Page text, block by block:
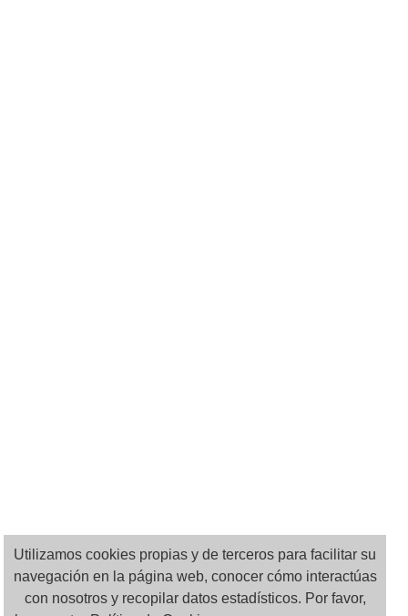
Utilizamos cookies propias y de terceros para facilitar su
navegación en la página web, conocer cómo interactúas
con nosotros y recopilar datos estadísticos. Por favor,